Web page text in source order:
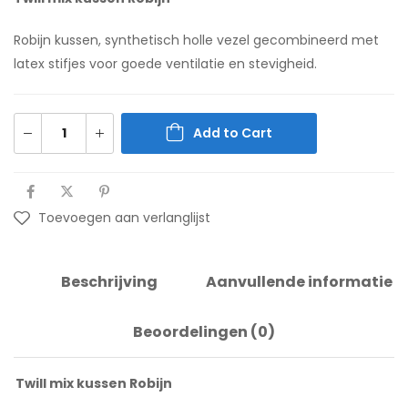
Robijn kussen, synthetisch holle vezel gecombineerd met
latex stifjes voor goede ventilatie en stevigheid.
Add to Cart
Toevoegen aan verlanglijst
Beschrijving Aanvullende informatie
Beoordelingen (0)
Twill mix kussen Robijn